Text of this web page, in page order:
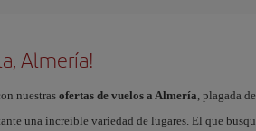
Almería!
nuestrasofertas de vuelos a Almería, plagada
una increíble variedad de lugares. El que